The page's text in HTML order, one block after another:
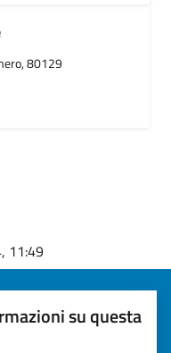
80129
11:49
su questa